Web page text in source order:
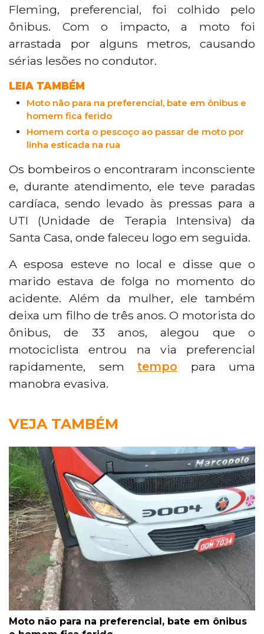
Fleming, preferencial, foi colhido pelo
ônibus. Com o impacto, a moto foi
arrastada por alguns metros, causando
sérias lesões no condutor.
LEIA TAMBÉM
Moto não para na preferencial, bate em ônibus e
homem fica ferido
Homem corta o pescoço ao passar de moto por
linha esticada na rua
Os bombeiros o encontraram inconsciente
e, durante atendimento, ele teve paradas
cardíaca, sendo levado às pressas para a
UTI (Unidade de Terapia Intensiva) da
Santa Casa, onde faleceu logo em seguida.
A esposa esteve no local e disse que o
marido estava de folga no momento do
acidente. Além da mulher, ele também
deixa um filho de três anos. O motorista do
ônibus, de 33 anos, alegou que o
motociclista entrou na via preferencial
rapidamente, sem tempo para uma
manobra evasiva.
VEJA TAMBÉM
Moto não para na preferencial, bate em ônibus